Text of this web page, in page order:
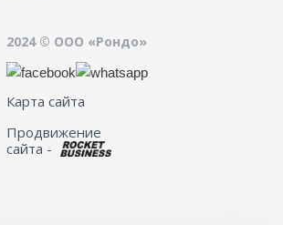
2024 © ООО «Рондо»
Карта сайта
Продвижение
сайта -